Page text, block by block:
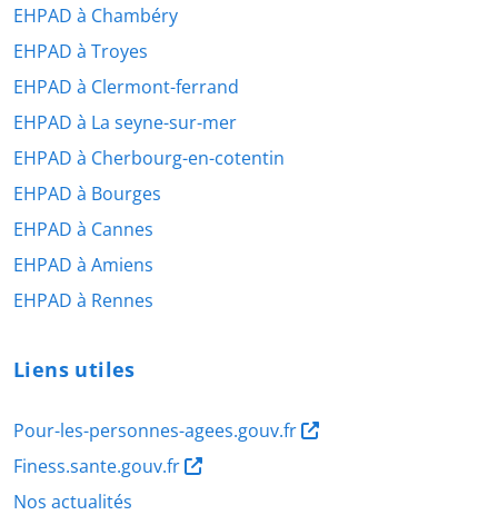
EHPAD à Chambéry
EHPAD à Troyes
EHPAD à Clermont-ferrand
EHPAD à La seyne-sur-mer
EHPAD à Cherbourg-en-cotentin
EHPAD à Bourges
EHPAD à Cannes
EHPAD à Amiens
EHPAD à Rennes
Liens utiles
Pour-les-personnes-agees.gouv.fr
Finess.sante.gouv.fr
Nos actualités